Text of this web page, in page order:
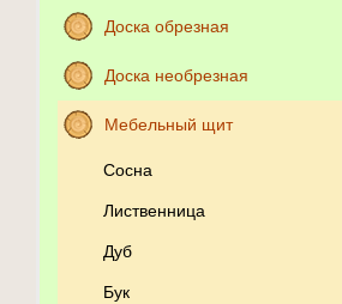
Доска обрезная
Доска необрезная
Мебельный щит
Сосна
Лиственница
Дуб
Бук